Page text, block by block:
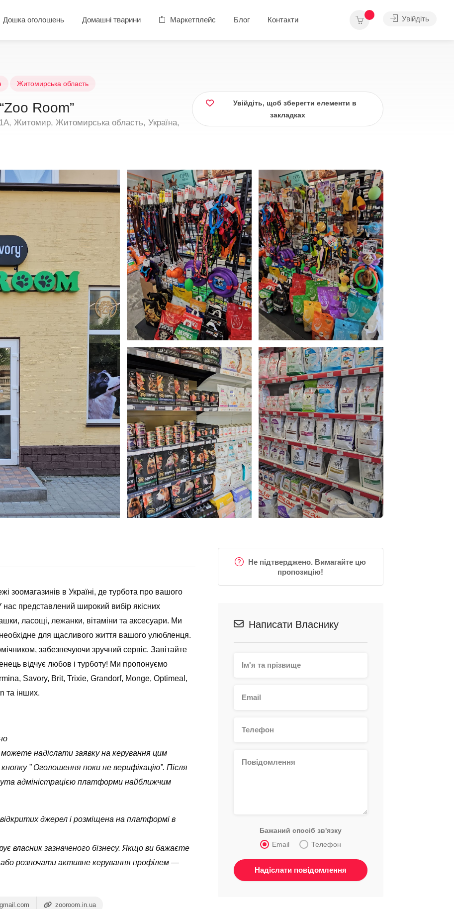
Дошка оголошень Домашні тварини Маркетплейс Блог Контакти Увійдіть
Житомирська область
Room”
Житомир, Житомирська область, Україна,
Увійдіть, щоб зберегти елементи в
закладках
в Україні, де турбота про вашого
представлений широкий вибір якісних
ласощі, лежанки, вітаміни та аксесуари. Ми
для щасливого життя вашого улюбленця.
забезпечуючи зручний сервіс. Завітайте
відчує любов і турботу! Ми пропонуємо
Savory, Brit, Trixie, Grandorf, Monge, Optimeal,
та інших.
надіслати заявку на керування цим
” Оголошення поки не верифікацію”. Після
адміністрацією платформи найближчим
відкритих джерел і розміщена на платформі в
власник зазначеного бізнесу. Якщо ви бажаєте
розпочати активне керування профілем —
zooroom.in.ua
Не підтверджено. Вимагайте цю
пропозицію!
Написати Власнику
Бажаний спосіб зв'язку
Email
Телефон